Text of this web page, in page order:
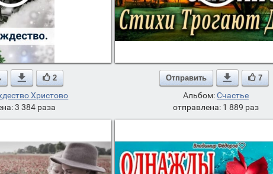
 2
Христово
3 384 раза
Отправить  7
Альбом:Счастье
отправлена: 1 889 раз